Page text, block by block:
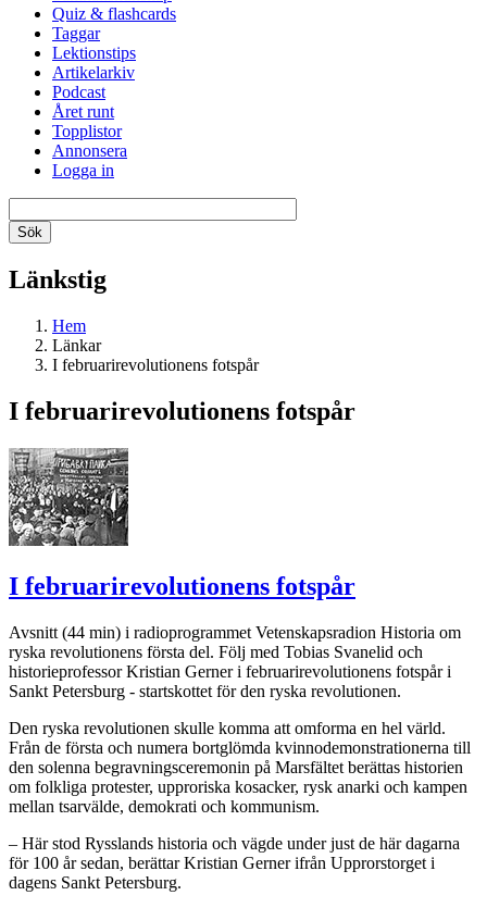
Quiz & flashcards
Taggar
Lektionstips
Artikelarkiv
Podcast
Året runt
Topplistor
Annonsera
Logga in
Länkstig
Hem
Länkar
I februarirevolutionens fotspår
I februarirevolutionens fotspår
I februarirevolutionens fotspår
Avsnitt (44 min) i radioprogrammet Vetenskapsradion Historia om
ryska revolutionens första del. Följ med Tobias Svanelid och
historieprofessor Kristian Gerner i februarirevolutionens fotspår i
Sankt Petersburg - startskottet för den ryska revolutionen.
Den ryska revolutionen skulle komma att omforma en hel värld.
Från de första och numera bortglömda kvinnodemonstrationerna till
den solenna begravningsceremonin på Marsfältet berättas historien
om folkliga protester, upproriska kosacker, rysk anarki och kampen
mellan tsarvälde, demokrati och kommunism.
– Här stod Rysslands historia och vägde under just de här dagarna
för 100 år sedan, berättar Kristian Gerner ifrån Upprorstorget i
dagens Sankt Petersburg.